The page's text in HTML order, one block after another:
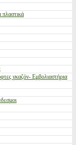
πλαστικά
γκαζόν- Εμβολιαστήρια